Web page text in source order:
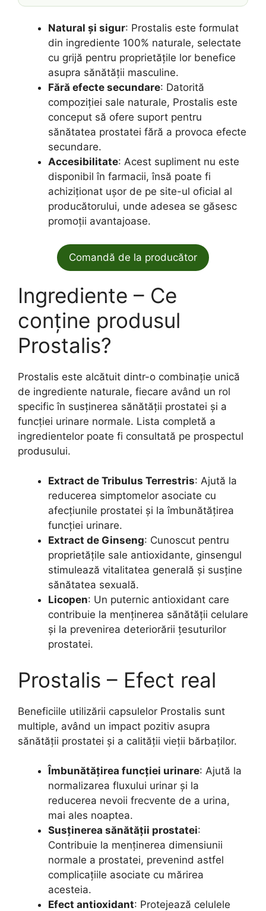
Natural și sigur: Prostalis este formulat
din ingrediente 100% naturale, selectate
cu grijă pentru proprietățile lor benefice
asupra sănătății masculine.
Fără efecte secundare: Datorită
compoziției sale naturale, Prostalis este
conceput să ofere suport pentru
sănătatea prostatei fără a provoca efecte
secundare.
Accesibilitate: Acest supliment nu este
disponibil în farmacii, însă poate fi
achiziționat ușor de pe site-ul oficial al
producătorului, unde adesea se găsesc
promoții avantajoase.
Comandă de la producător
Ingrediente – Ce
conține produsul
Prostalis?
Prostalis este alcătuit dintr-o combinație unică
de ingrediente naturale, fiecare având un rol
specific în susținerea sănătății prostatei și a
funcției urinare normale. Lista completă a
ingredientelor poate fi consultată pe prospectul
produsului.
Extract de Tribulus Terrestris: Ajută la
reducerea simptomelor asociate cu
afecțiunile prostatei și la îmbunătățirea
funcției urinare.
Extract de Ginseng: Cunoscut pentru
proprietățile sale antioxidante, ginsengul
stimulează vitalitatea generală și susține
sănătatea sexuală.
Licopen: Un puternic antioxidant care
contribuie la menținerea sănătății celulare
și la prevenirea deteriorării țesuturilor
prostatei.
Prostalis – Efect real
Beneficiile utilizării capsulelor Prostalis sunt
multiple, având un impact pozitiv asupra
sănătății prostatei și a calității vieții bărbaților.
Îmbunătățirea funcției urinare: Ajută la
normalizarea fluxului urinar și la
reducerea nevoii frecvente de a urina,
mai ales noaptea.
Susținerea sănătății prostatei:
Contribuie la menținerea dimensiunii
normale a prostatei, prevenind astfel
complicațiile asociate cu mărirea
acesteia.
Efect antioxidant: Protejează celulele